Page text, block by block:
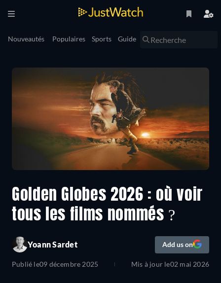
Nouveautés Populaires Sports Guide
Golden Globes 2026 : où voir
tous les films nommés ?
Yoann Sardet Add us on
Publié le09 décembre 2025 Mis à jour le02 mai 2026